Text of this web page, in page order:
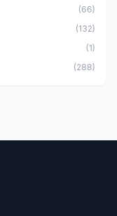
(66)
(132)
(1)
(288)